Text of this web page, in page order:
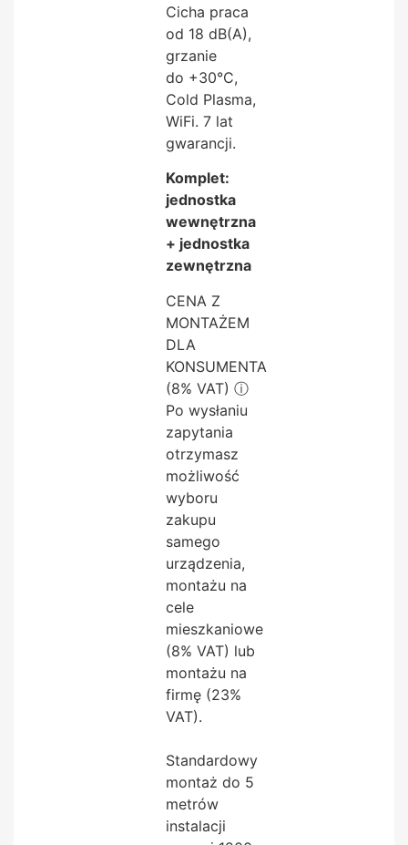
Cicha praca
od 18 dB(A),
grzanie
do +30°C,
Cold Plasma,
WiFi. 7 lat
gwarancji.
Komplet:
jednostka
wewnętrzna
+ jednostka
zewnętrzna
CENA Z
MONTAŻEM
DLA
KONSUMENTA
(8% VAT) ⓘ
Po wysłaniu
zapytania
otrzymasz
możliwość
wyboru
zakupu
samego
urządzenia,
montażu na
cele
mieszkaniowe
(8% VAT) lub
montażu na
firmę (23%
VAT).
Standardowy
montaż do 5
metrów
instalacji